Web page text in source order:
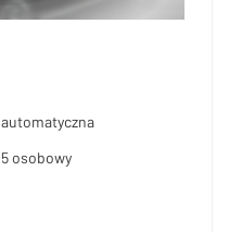
automatyczna
5 osobowy